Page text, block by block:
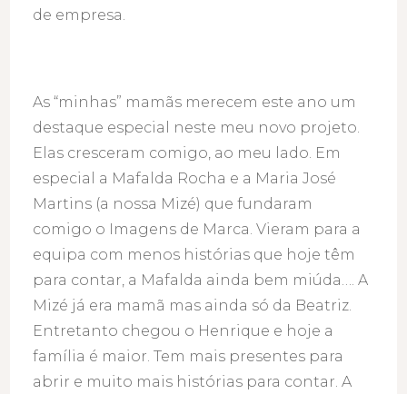
de empresa.
As “minhas” mamãs merecem este ano um
destaque especial neste meu novo projeto.
Elas cresceram comigo, ao meu lado. Em
especial a Mafalda Rocha e a Maria José
Martins (a nossa Mizé) que fundaram
comigo o Imagens de Marca. Vieram para a
equipa com menos histórias que hoje têm
para contar, a Mafalda ainda bem miúda…. A
Mizé já era mamã mas ainda só da Beatriz.
Entretanto chegou o Henrique e hoje a
família é maior. Tem mais presentes para
abrir e muito mais histórias para contar. A